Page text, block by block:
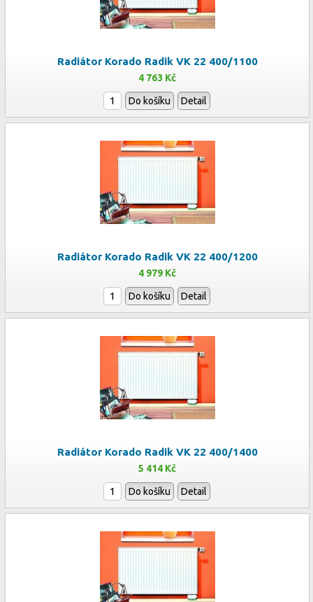
Radiátor Korado Radik VK 22 400/1100
4 763 Kč
Do košíku Detail
Radiátor Korado Radik VK 22 400/1200
4 979 Kč
Do košíku Detail
Radiátor Korado Radik VK 22 400/1400
5 414 Kč
Do košíku Detail